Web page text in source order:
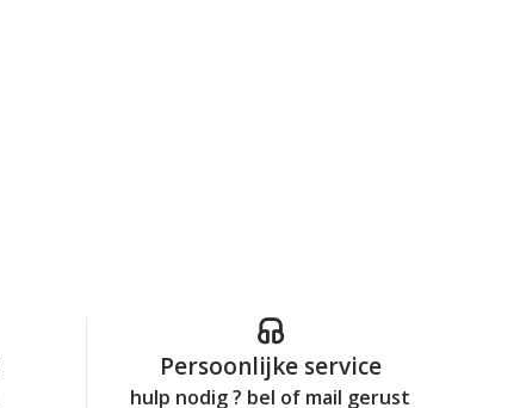
Persoonlijke service
hulp nodig ? bel of mail gerust